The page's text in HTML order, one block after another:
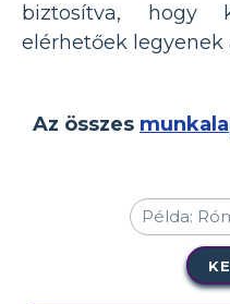
biztosítva, hogy
elérhetőek legyenek
Az összes